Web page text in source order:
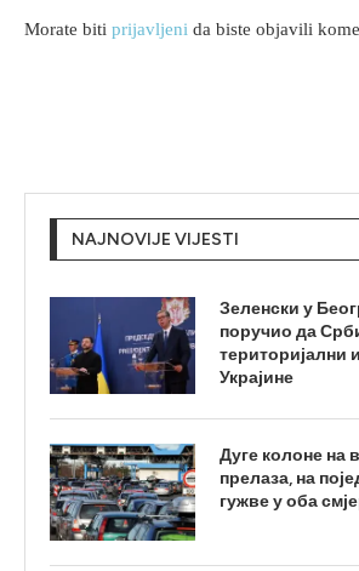
Morate biti prijavljeni da biste objavili
NAJNOVIJE VIJESTI
Зеленски у
поручио да
територијални
Украјине
Дуге колоне на
прелаза, на
гужве у оба